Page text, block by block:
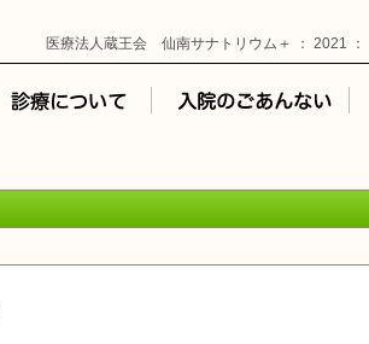
医療法人蔵王会 仙南サナトリウム＋ ： 2021 ：